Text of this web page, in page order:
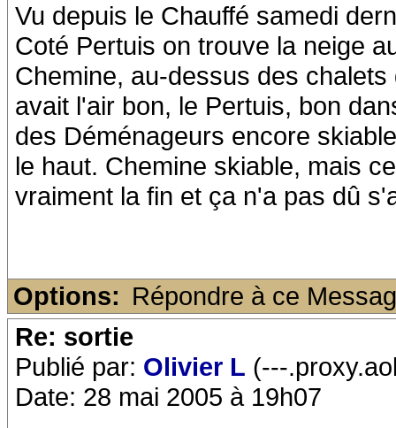
Vu depuis le Chauffé samedi
Coté Pertuis on trouve la neige
Chemine, au-dessus des
avait l'air bon, le Pertuis, bon
des Déménageurs encore
le haut. Chemine skiable, mais
vraiment la fin et ça n'a pas dû
Options: Répondre à ce
Re: sortie
Publié par: Olivier L (---
Date: 28 mai 2005 à 19h07